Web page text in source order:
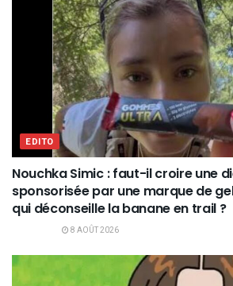
EDITO
Nouchka Simic : faut-il croire une
sponsorisée par une marque de
qui déconseille la banane en trail ?
8 AOÛT 2026